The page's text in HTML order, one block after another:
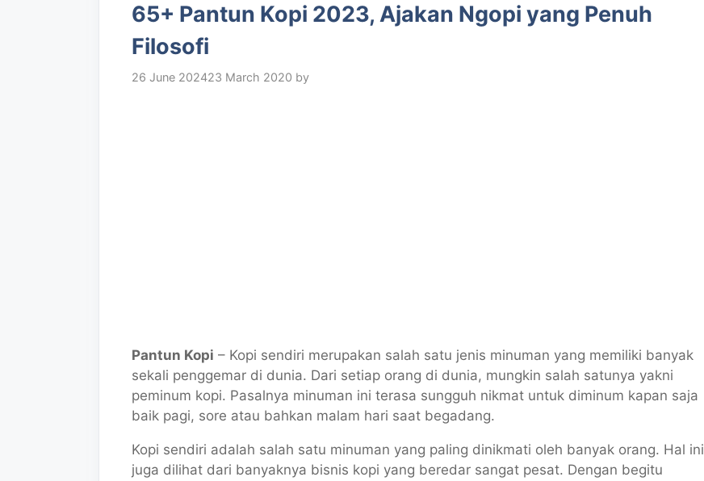
65+ Pantun Kopi 2023, Ajakan Ngopi yang Penuh
Filosofi
26 June 202423 March 2020 by
Pantun Kopi – Kopi sendiri merupakan salah satu jenis minuman yang memiliki banyak
sekali penggemar di dunia. Dari setiap orang di dunia, mungkin salah satunya yakni
peminum kopi. Pasalnya minuman ini terasa sungguh nikmat untuk diminum kapan saja
baik pagi, sore atau bahkan malam hari saat begadang.
Kopi sendiri adalah salah satu minuman yang paling dinikmati oleh banyak orang. Hal ini
juga dilihat dari banyaknya bisnis kopi yang beredar sangat pesat. Dengan begitu